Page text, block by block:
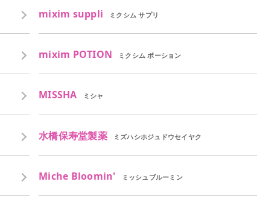
mixim suppli ミクシム サプリ
mixim POTION ミクシム ポーション
MISSHA ミシャ
水橋保寿堂製薬 ミズハシホジュドウセイヤク
Miche Bloomin' ミッシュブルーミン